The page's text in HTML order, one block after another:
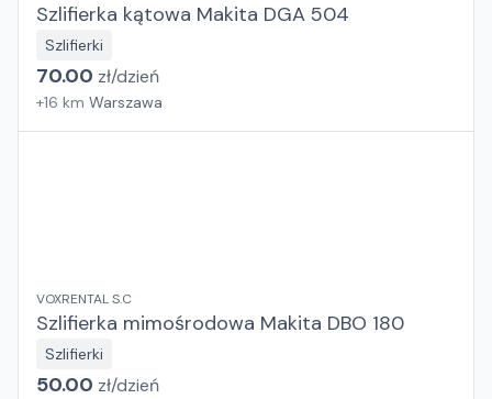
Szlifierka kątowa Makita DGA 504
Szlifierki
70.00 zł/dzień
+16 km Warszawa
VOXRENTAL S.C
Szlifierka mimośrodowa Makita DBO 180
Szlifierki
50.00 zł/dzień